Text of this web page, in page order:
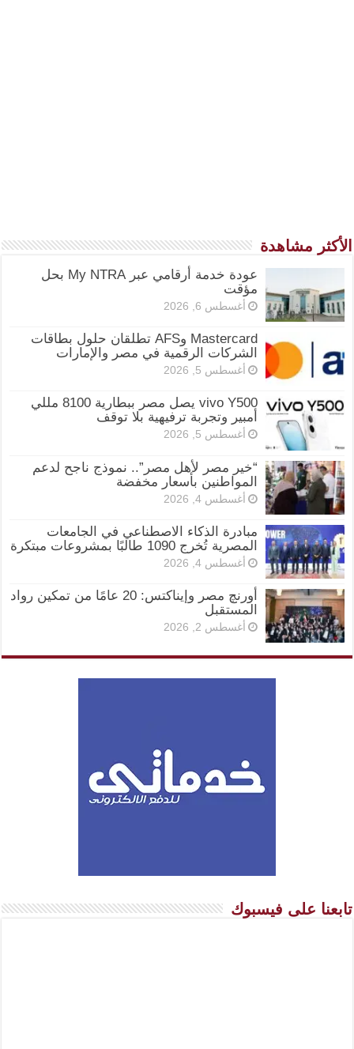
الأكثر مشاهدة
عودة خدمة أرقامي عبر My NTRA بحل
مؤقت
أغسطس 6, 2026
Mastercard وAFS تطلقان حلول بطاقات
الشركات الرقمية في مصر والإمارات
أغسطس 5, 2026
vivo Y500 يصل مصر ببطارية 8100 مللي
أمبير وتجربة ترفيهية بلا توقف
أغسطس 5, 2026
“خير مصر لأهل مصر”.. نموذج ناجح لدعم
المواطنين بأسعار مخفضة
أغسطس 4, 2026
مبادرة الذكاء الاصطناعي في الجامعات
المصرية تُخرج 1090 طالبًا بمشروعات مبتكرة
أغسطس 4, 2026
أورنچ مصر وإيناكتس: 20 عامًا من تمكين رواد
المستقبل
أغسطس 2, 2026
تابعنا على فيسبوك